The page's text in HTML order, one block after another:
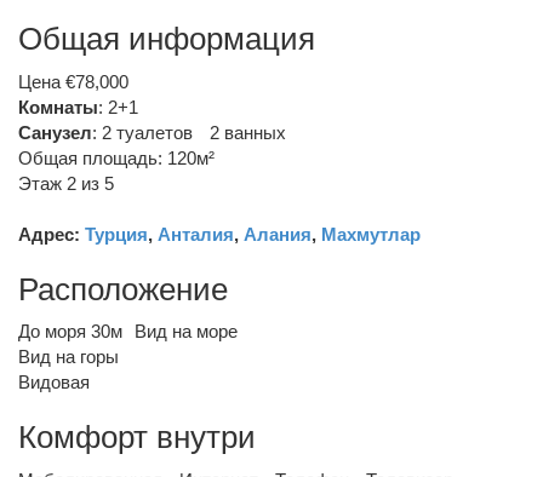
Общая информация
Цена €78,000
Комнаты: 2+1
Санузел: 2 туалетов
2 ванных
Общая площадь: 120м²
Этаж 2 из 5
Адрес: Турция, Анталия, Алания, Махмутлар
Расположение
До моря 30м
Вид на море
Вид на горы
Видовая
Комфорт внутри